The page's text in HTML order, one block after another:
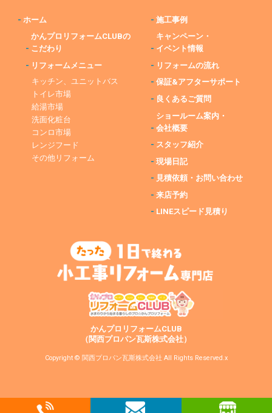
- ホーム
-
かんプロリフォームCLUBの
こだわり
- リフォームメニュー
キッチン、ユニットバス
トイレ市場
給湯市場
洗面化粧台
コンロ市場
レンジフード
その他リフォーム
-施工事例
-
キャンペーン・
イベント情報
- リフォームの流れ
-保証&アフターサポート
- 良くあるご質問
-
ショールーム案内・
会社概要
- スタッフ紹介
-現場日記
- 見積依頼・お問い合わせ
-来店予約
- LINEスピード見積り
かんプロリフォームCLUB
（関西プロパン瓦斯株式会社）
Copyright © 関西プロパン瓦斯株式会社 All Rights Reserved.x